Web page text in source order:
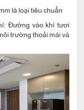
là loại tiêu chuẩn
Đường vào khí tươi
trường thoải mái và